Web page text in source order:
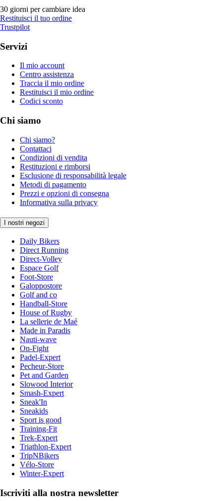
30 giorni per cambiare idea
Restituisci il tuo ordine
Trustpilot
Servizi
Il mio account
Centro assistenza
Traccia il mio ordine
Restituisci il mio ordine
Codici sconto
Chi siamo
Chi siamo?
Contattaci
Condizioni di vendita
Restituzioni e rimborsi
Esclusione di responsabilità legale
Metodi di pagamento
Prezzi e opzioni di consegna
Informativa sulla privacy
I nostri negozi
Daily Bikers
Direct Running
Direct-Volley
Espace Golf
Foot-Store
Galoppostore
Golf and co
Handball-Store
House of Rugby
La sellerie de Maé
Made in Paradis
Nauti-wave
On-Fight
Padel-Expert
Pecheur-Store
Pet and Garden
Slowood Interior
Smash-Expert
Sneak'In
Sneakids
Sport is good
Training-Fit
Trek-Expert
Triathlon-Expert
TripNBikers
Vélo-Store
Winter-Expert
Iscriviti alla nostra newsletter